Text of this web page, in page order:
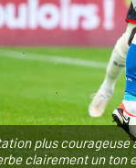
plus
clairement un ton